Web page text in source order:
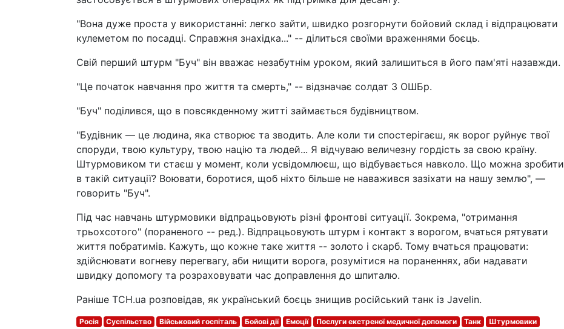
"Вона дуже проста у використанні: легко зайти, швидко розгорнути бойовий склад і відпрацювати
кулеметом по посадці. Справжня знахідка..." -- ділиться своїми враженнями боєць.
Свій перший штурм "Буч" він вважає незабутнім уроком, який залишиться в його пам'яті назавжди.
"Це початок навчання про життя та смерть," -- відзначає солдат 3 ОШБр.
"Буч" поділився, що в повсякденному житті займається будівництвом.
"Будівник — це людина, яка створює та зводить. Але коли ти спостерігаєш, як ворог руйнує твої
споруди, твою культуру, твою націю та людей... Я відчуваю величезну гордість за свою країну.
Штурмовиком ти стаєш у момент, коли усвідомлюєш, що відбувається навколо. Що можна зробити
в такій ситуації? Воювати, боротися, щоб ніхто більше не наважився зазіхати на нашу землю", —
говорить "Буч".
Під час навчань штурмовики відпрацьовують різні фронтові ситуації. Зокрема, "отримання
трьохсотого" (пораненого -- ред.). Відпрацьовують штурм і контакт з ворогом, вчаться рятувати
життя побратимів. Кажуть, що кожне таке життя -- золото і скарб. Тому вчаться працювати:
здійснювати вогневу перегвагу, аби нищити ворога, розумітися на пораненнях, аби надавати
швидку допомогу та розраховувати час доправлення до шпиталю.
Раніше ТСН.ua розповідав, як український боєць знищив російський танк із Javelin.
Росія Суспільство Військовий госпіталь Бойові дії Емоції Послуги екстреної медичної допомоги Танк Штурмовики